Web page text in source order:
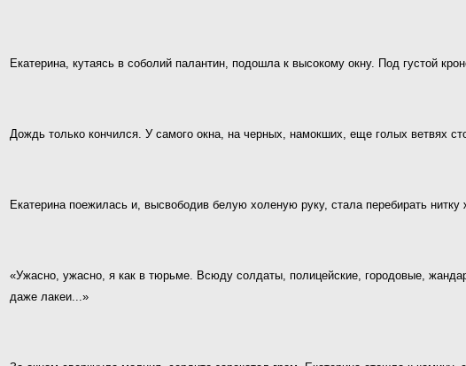
Екатерина, кутаясь в соболий палантин, подошла к высокому окну. Под густой
Дождь только кончился. У самого окна, на черных, намокших, еще голых ветвях
Екатерина поежилась и, высвободив белую холеную руку, стала перебирать
«Ужасно, ужасно, я как в тюрьме. Всюду солдаты, полицейские, городовые,
даже лакеи...»